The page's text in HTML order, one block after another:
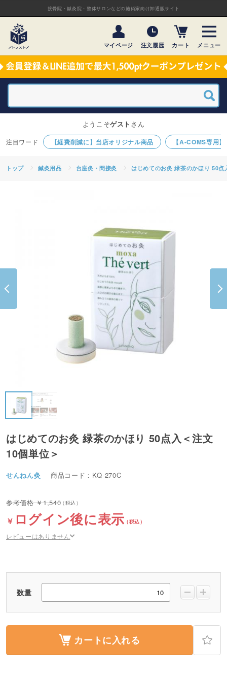
接骨院・鍼灸院・整体サロンなどの施術家向け卸通販サイト
マイページ 注文履歴 カート メニュー
【経費削減に】当店オリジナル商品 【A-COMS専用
ようこそゲスト さん
トップ 鍼灸用品 台座灸・間接灸 はじめてのお灸 緑茶のかほり 50点
はじめてのお灸 緑茶のかほり 50点入＜注文
10個単位＞
せんねん灸 商品コード：KQ-270C
1,540
ログイン後に表示
レビューはありません
数量
カートに入れる